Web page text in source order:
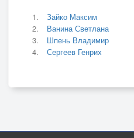
Зайко Максим
Ванина Светлана
Шпень Владимир
Сергеев Генрих